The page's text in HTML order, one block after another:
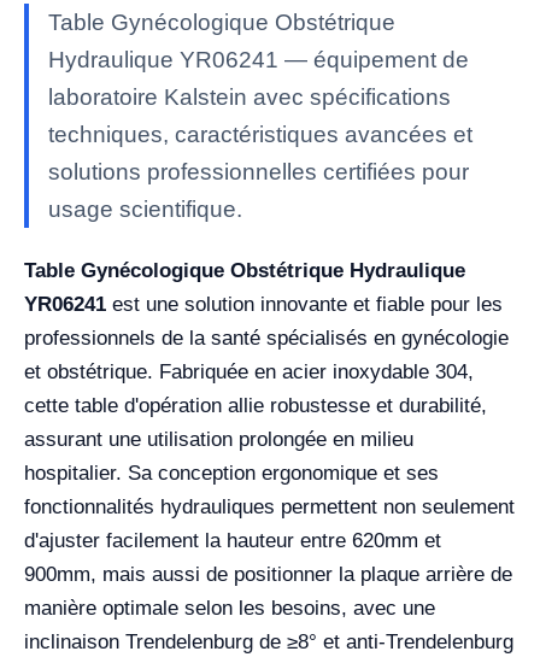
Table Gynécologique Obstétrique
Hydraulique YR06241 — équipement de
laboratoire Kalstein avec spécifications
techniques, caractéristiques avancées et
solutions professionnelles certifiées pour
usage scientifique.
Table Gynécologique Obstétrique Hydraulique
YR06241 est une solution innovante et fiable pour les
professionnels de la santé spécialisés en gynécologie
et obstétrique. Fabriquée en acier inoxydable 304,
cette table d'opération allie robustesse et durabilité,
assurant une utilisation prolongée en milieu
hospitalier. Sa conception ergonomique et ses
fonctionnalités hydrauliques permettent non seulement
d'ajuster facilement la hauteur entre 620mm et
900mm, mais aussi de positionner la plaque arrière de
manière optimale selon les besoins, avec une
inclinaison Trendelenburg de ≥8° et anti-Trendelenburg